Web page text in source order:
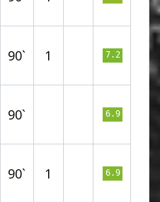
90` 1 7.2
90` 6.9
90` 1 6.9